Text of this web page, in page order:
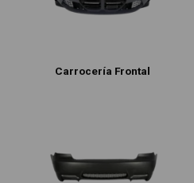
Carrocería Frontal